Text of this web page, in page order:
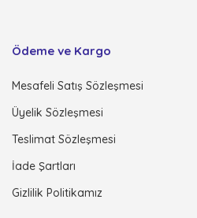
Ödeme ve Kargo
Mesafeli Satış Sözleşmesi
Üyelik Sözleşmesi
Teslimat Sözleşmesi
İade Şartları
Gizlilik Politikamız